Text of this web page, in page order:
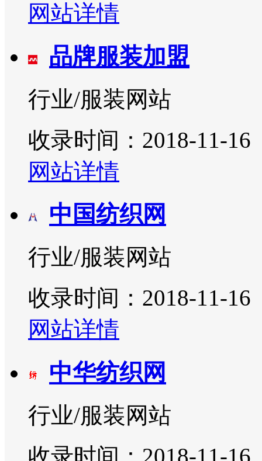
网站详情
品牌服装加盟
行业/服装网站
收录时间：2018-11-16
网站详情
中国纺织网
行业/服装网站
收录时间：2018-11-16
网站详情
中华纺织网
行业/服装网站
收录时间：2018-11-16